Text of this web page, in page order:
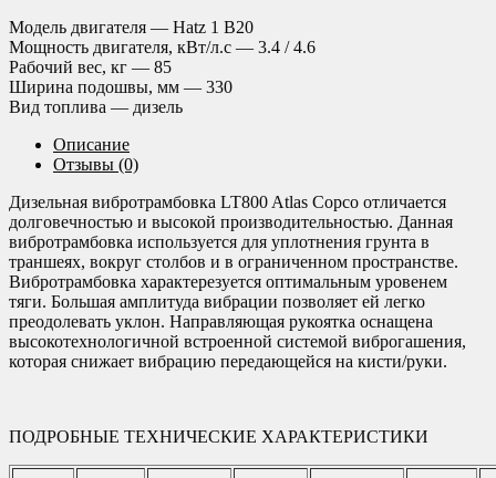
Модель двигателя — Hatz 1 B20
Мощность двигателя, кВт/л.с — 3.4 / 4.6
Рабочий вес, кг — 85
Ширина подошвы, мм — 330
Вид топлива — дизель
Описание
Отзывы (0)
Дизельная вибротрамбовка LT800 Atlas Copco отличается
долговечностью и высокой производительностью. Данная
вибротрамбовка используется для уплотнения грунта в
траншеях, вокруг столбов и в ограниченном пространстве.
Вибротрамбовка характерезуется оптимальным уровенем
тяги. Большая амплитуда вибрации позволяет ей легко
преодолевать уклон. Направляющая рукоятка оснащена
высокотехнологичной встроенной системой виброгашения,
которая снижает вибрацию передающейся на кисти/руки.
ПОДРОБНЫЕ ТЕХНИЧЕСКИЕ ХАРАКТЕРИСТИКИ